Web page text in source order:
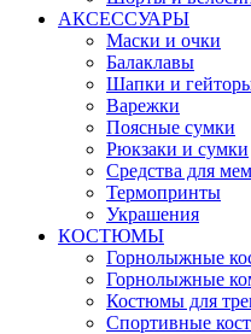
АКСЕССУАРЫ
Маски и очки
Балаклавы
Шапки и
Варежки
Поясные сумки
Рюкзаки и сумки
Средства для
Термопринты
Украшения
КОСТЮМЫ
Горнолыжные
Горнолыжные
Костюмы для
Спортивные